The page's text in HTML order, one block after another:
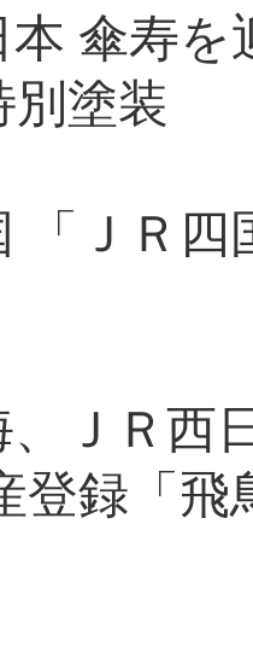
傘寿
塗装
「ＪＲ
ＪＲ西
登録「